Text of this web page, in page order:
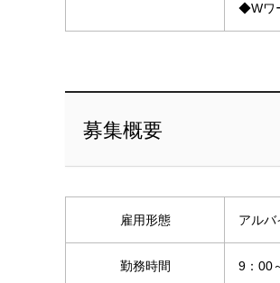
◆Wワ
募集概要
雇用形態 アルバ
勤務時間 9：00